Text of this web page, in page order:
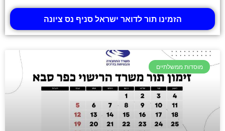
הזמינו תור לדואר ישראל סניף נס ציונה
מוסדות ממשלתיים